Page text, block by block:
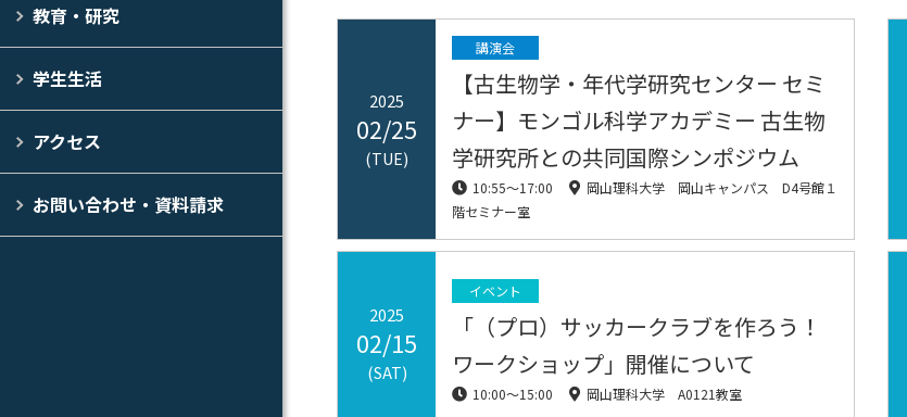
教育・研究
学生生活
アクセス
お問い合わせ・資料請求
2025
02/25
(TUE)
講演会
【古生物学・年代学研究センター セミ
ナー】モンゴル科学アカデミー 古生物
学研究所との共同国際シンポジウム
10:55〜17:00
岡山理科大学 岡山キャンパス D4号館１
階セミナー室
2025
02/15
(SAT)
イベント
「（プロ）サッカークラブを作ろう！
ワークショップ」開催について
10:00〜15:00 岡山理科大学 A0121教室